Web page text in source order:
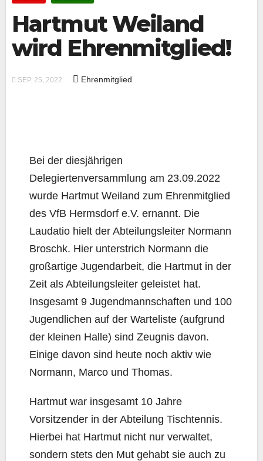
Hartmut Weiland
wird Ehrenmitglied!
SEP. 25, 2022 Ehrenmitglied
Bei der diesjährigen
Delegiertenversammlung am 23.09.2022
wurde Hartmut Weiland zum Ehrenmitglied
des VfB Hermsdorf e.V. ernannt. Die
Laudatio hielt der Abteilungsleiter Normann
Broschk. Hier unterstrich Normann die
großartige Jugendarbeit, die Hartmut in der
Zeit als Abteilungsleiter geleistet hat.
Insgesamt 9 Jugendmannschaften und 100
Jugendlichen auf der Warteliste (aufgrund
der kleinen Halle) sind Zeugnis davon.
Einige davon sind heute noch aktiv wie
Normann, Marco und Thomas.
Hartmut war insgesamt 10 Jahre
Vorsitzender in der Abteilung Tischtennis.
Hierbei hat Hartmut nicht nur verwaltet,
sondern stets den Mut gehabt sie auch zu